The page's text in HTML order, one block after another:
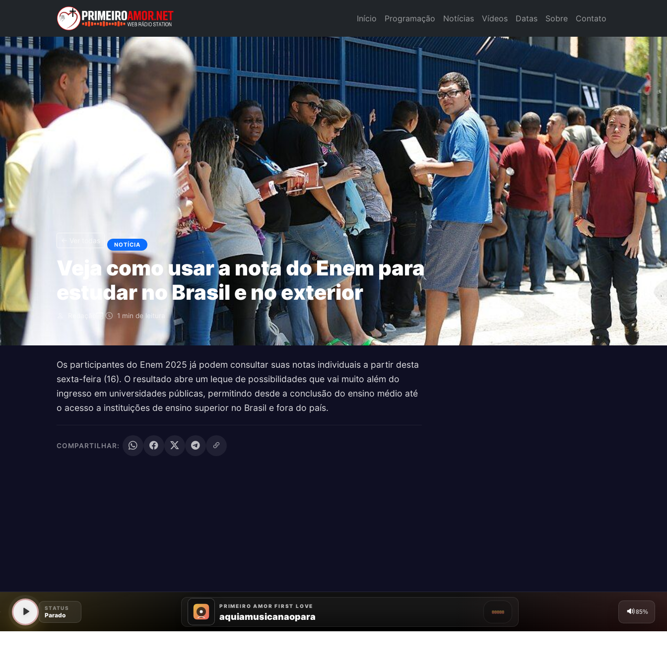
Início Programação Notícias Vídeos Datas Sobre Contato
← Ver todas NOTÍCIA
Veja como usar a nota do Enem para
estudar no Brasil e no exterior
1 min de leitura
Os participantes do Enem 2025 já podem consultar suas notas individuais a partir desta
sexta-feira (16). O resultado abre um leque de possibilidades que vai muito além do
ingresso em universidades públicas, permitindo desde a conclusão do ensino médio até
o acesso a instituições de ensino superior no Brasil e fora do país.
COMPARTILHAR: